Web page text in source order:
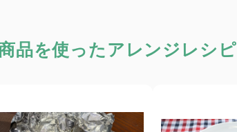
品を使った アレンジレシピ